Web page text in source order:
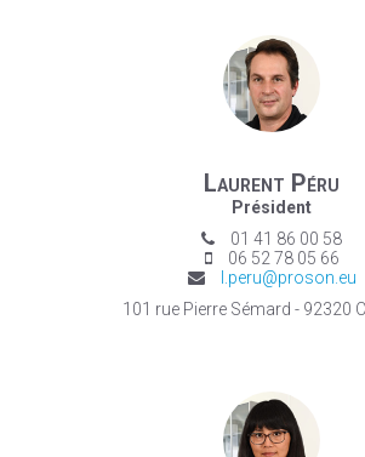
Laurent Péru
Président
01 41 86 00 58
06 52 78 05 66
l.peru@proson.eu
101 rue Pierre Sémard - 92320